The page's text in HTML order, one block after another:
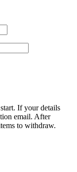
If your details
email. After
to withdraw.